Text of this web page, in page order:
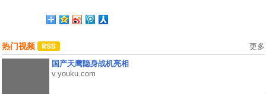
热门视频 更多
国产天鹰隐身战机亮相
v.youku.com